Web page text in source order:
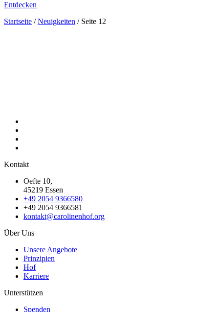
Entdecken
Startseite /Neuigkeiten / Seite 12
Kontakt
Oefte 10,
45219 Essen
+49 2054 9366580
+49 2054 9366581
kontakt@carolinenhof.org
Über Uns
Unsere Angebote
Prinzipien
Hof
Karriere
Unterstützen
Spenden